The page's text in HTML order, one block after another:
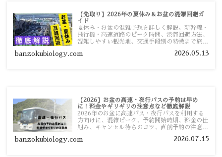
【先取り】2026年の夏休み＆お盆の混雑回避ガ
イド
夏休み・お盆の混雑予想を詳しく解説。新幹線・
飛行機・高速道路のピーク時間、渋滞回避方法、
混雑しやすい観光地、交通手段別の特徴まで旅行
banzokubiology.com 2026.05.13
【2026】お盆の高速・夜行バスの予約は早め
に！料金やギリギリの注意点など徹底解説
2026年のお盆に高速バス・夜行バスを利用する
方向けに、混雑ピーク、予約開始時期、料金の仕
組み、キャンセル待ちのコツ、直前予約の注意点
banzokubiology.com 2026.07.15